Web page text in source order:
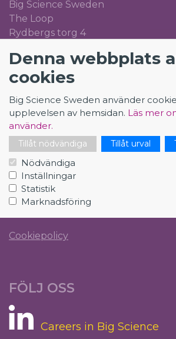
Denna webbplats
cookies
Big Science Sweden använder
upplevelsen av hemsidan. Läs mer
använder.
Tillåt nödvändiga Tillåt urval
Nödvändiga
Inställningar
Statistik
Marknadsföring
Big Science Sweden
The Loop
Rydbergs torg 4
Org.nr: 5561012153
info@bigsciencecareer.se
CAREER IN BIG SCIENCE
Big Science Sweden sprider vi
spännande utvecklings- och
finns för svenska studenter och
Cookiepolicy
FÖLJ OSS
Careers in Big Science